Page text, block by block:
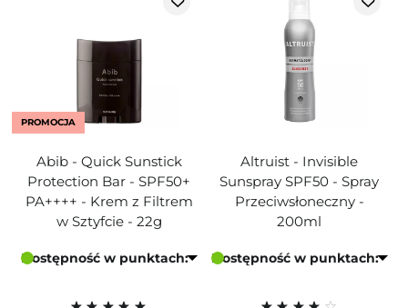
PROMOCJA
Abib - Quick Sunstick
Protection Bar - SPF50+
PA++++ - Krem z Filtrem
w Sztyfcie - 22g
Dostępność w punktach:
Altruist - Invisible
Sunspray SPF50 - Spray
Przeciwsłoneczny -
200ml
Dostępność w punktach: